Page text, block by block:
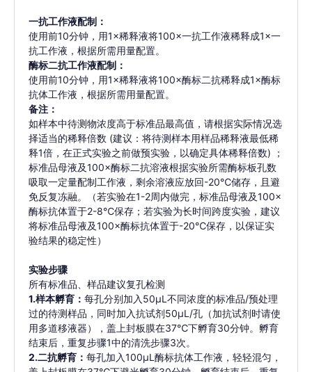
一抗工作液配制：
使用前10分钟，用1×稀释液将100×一抗工作液稀释成1×一
抗工作液，根据所需用量配置。
酶标二抗工作液配制：
使用前10分钟，用1×稀释液将100×酶标二抗稀释成1×酶标
抗体工作液，根据所需用量配置。
备注：
如样本中待测物浓度高于标准品最高值，请根据实际情况选
择适当的稀释倍数 (建议：将待测样本用样品稀释液最低稀
释1倍，在正式实验之前做预实验，以确定具体稀释倍数) ；
标准品母液及100×酶标二抗溶液根据实验所需酶标板孔数
吸取一定量配制工作液，剩余溶液应放回-20℃储存，且避
免反复冻融。（若实验在1-2周内做完，标准品母液及100×
酶标抗体置于2-8℃保存；若实验为长时间跨度实验，建议
将标准品母液及100×酶标抗体置于-20℃保存，以保证实
验结果的稳定性）
实验步骤
所有标准品、样品建议复孔检测
1.样本孵育： 每孔分别加入50μL不同浓度的标准品/预处理
过的待测样品，同时加入抗试剂50µL/孔（加抗试剂时请使
用多道移液器），盖上封板膜在37℃下孵育30分钟。孵育
结束后，重复步骤1中的清洗步骤3次。
2.二抗孵育： 每孔加入100μL酶标抗体工作液，轻轻混匀，